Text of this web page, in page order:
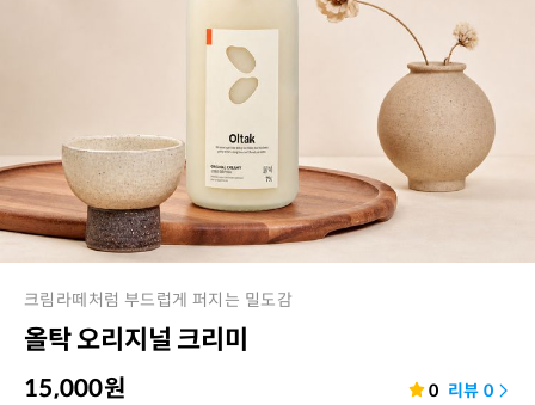
크림라떼처럼 부드럽게 퍼지는 밀도감
올탁 오리지널 크리미
15,000원 0 리뷰 0